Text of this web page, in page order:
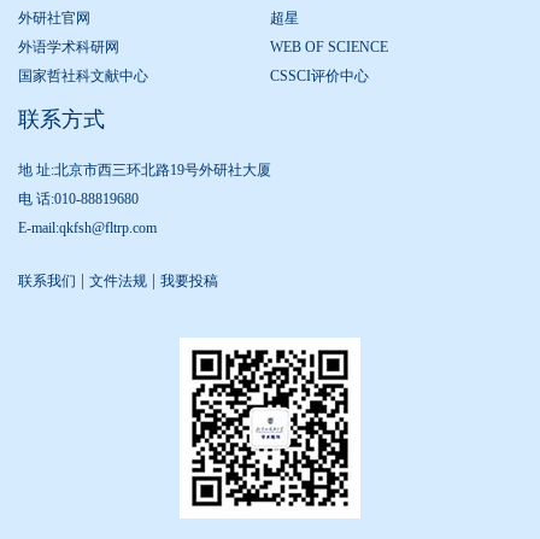
外研社官网
超星
外语学术科研网
WEB OF SCIENCE
国家哲社科文献中心
CSSCI评价中心
联系方式
地 址:北京市西三环北路19号外研社大厦
电 话:010-88819680
E-mail:qkfsh@fltrp.com
联系我们 文件法规 我要投稿